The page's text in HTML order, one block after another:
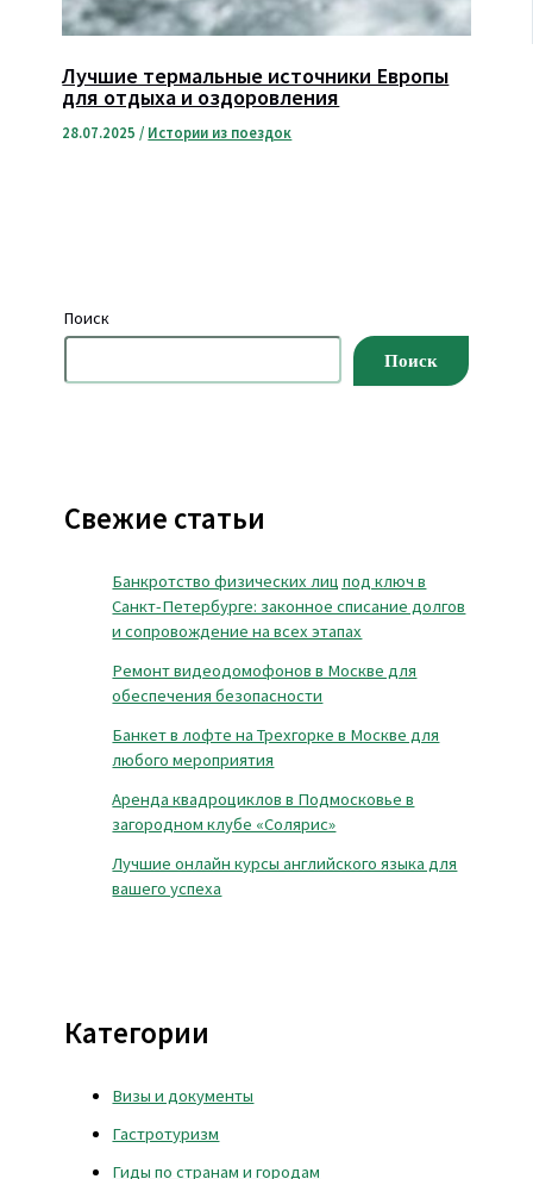
Лучшие термальные источники Европы
для отдыха и оздоровления
28.07.2025 / Истории из поездок
Поиск
Поиск
Свежие статьи
Банкротство физических лиц под ключ в
Санкт-Петербурге: законное списание долгов
и сопровождение на всех этапах
Ремонт видеодомофонов в Москве для
обеспечения безопасности
Банкет в лофте на Трехгорке в Москве для
любого мероприятия
Аренда квадроциклов в Подмосковье в
загородном клубе «Солярис»
Лучшие онлайн курсы английского языка для
вашего успеха
Категории
Визы и документы
Гастротуризм
Гиды по странам и городам